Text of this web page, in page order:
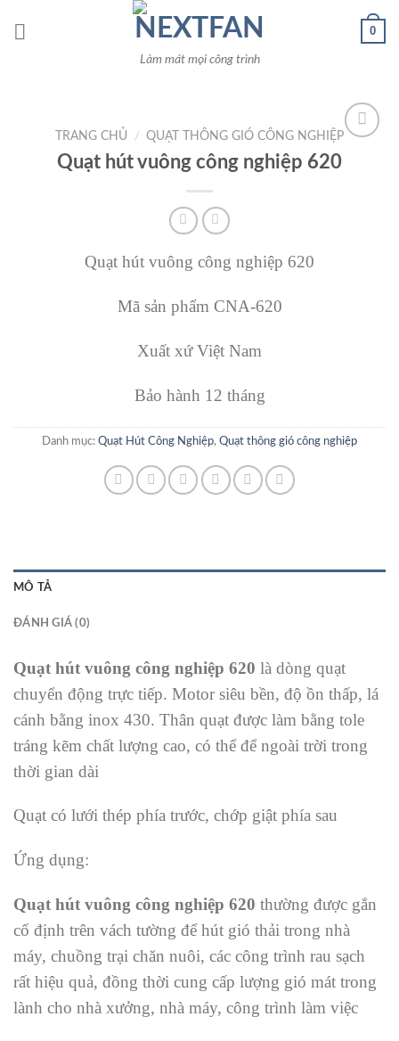
Làm mát mọi công trình
0
TRANG CHỦ / QUẠT THÔNG GIÓ CÔNG NGHIỆP
Quạt hút vuông công nghiệp 620
Quạt hút vuông công nghiệp 620
Mã sản phẩm CNA-620
Xuất xứ Việt Nam
Bảo hành 12 tháng
Danh mục: Quạt Hút Công Nghiệp, Quạt thông gió công nghiệp
MÔ TẢ
ĐÁNH GIÁ (0)
Quạt hút vuông công nghiệp 620 là dòng quạt
chuyển động trực tiếp. Motor siêu bền, độ ồn thấp, lá
cánh bằng inox 430. Thân quạt được làm bằng tole
tráng kẽm chất lượng cao, có thể để ngoài trời trong
thời gian dài
Quạt có lưới thép phía trước, chớp giật phía sau
Ứng dụng:
Quạt hút vuông công nghiệp 620 thường được gắn
cố định trên vách tường để hút gió thải trong nhà
máy, chuồng trại chăn nuôi, các công trình rau sạch
rất hiệu quả, đồng thời cung cấp lượng gió mát trong
lành cho nhà xưởng, nhà máy, công trình làm việc